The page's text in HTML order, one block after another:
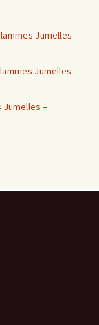
Jumelles –
Jumelles –
Jumelles –